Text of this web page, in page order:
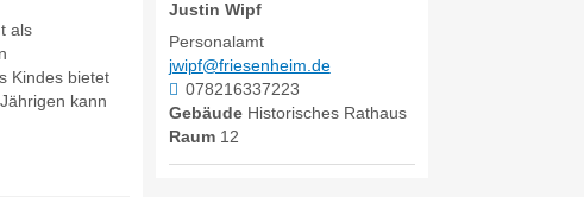
als
Kindes bietet
kann
Justin Wipf
Personalamt
jwipf@friesenheim.de
078216337223
Gebäude Historisches Rathaus
Raum 12